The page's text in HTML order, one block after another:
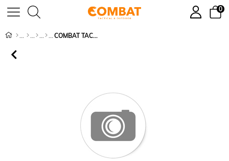
0
COMBAT TACTICAL DEMİR TOKALI TİGER KEMER